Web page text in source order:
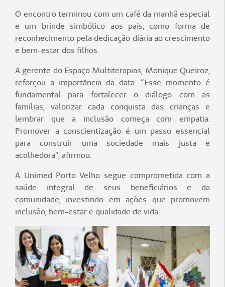
O encontro terminou com um café da manhã especial
e um brinde simbólico aos pais, como forma de
reconhecimento pela dedicação diária ao crescimento
e bem-estar dos filhos.
A gerente do Espaço Multiterapias, Monique Queiroz,
reforçou a importância da data. “Esse momento é
fundamental para fortalecer o diálogo com as
famílias, valorizar cada conquista das crianças e
lembrar que a inclusão começa com empatia.
Promover a conscientização é um passo essencial
para construir uma sociedade mais justa e
acolhedora”, afirmou.
A Unimed Porto Velho segue comprometida com a
saúde integral de seus beneficiários e da
comunidade, investindo em ações que promovem
inclusão, bem-estar e qualidade de vida.